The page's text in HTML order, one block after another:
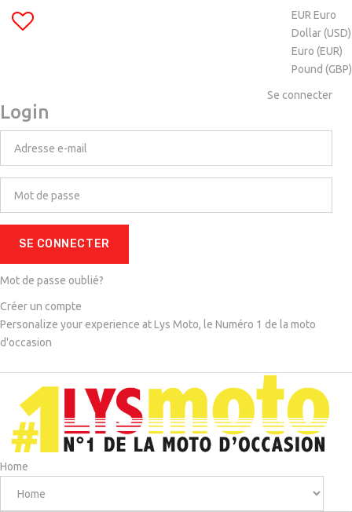
EUR Euro
Dollar (USD)
Euro (EUR)
Pound (GBP)
Se connecter
Login
SE CONNECTER
Mot de passe oublié?
Créer un compte
Personalize your experience at Lys Moto, le Numéro 1 de la moto
d'occasion
Home